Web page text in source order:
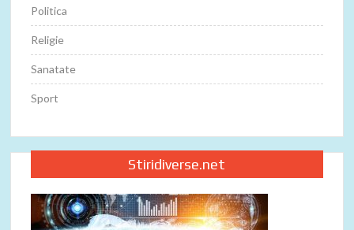
Politica
Religie
Sanatate
Sport
Stiridiverse.net